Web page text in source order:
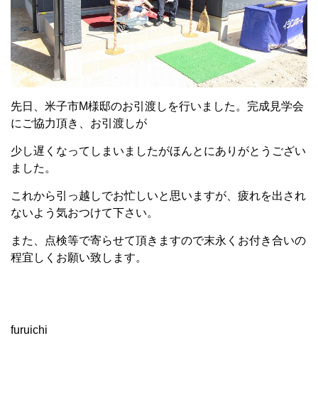
先日、米子市M様邸のお引渡しを行いました。完成見学会
にご協力頂き、お引渡しが
少し遅くなってしまいましたがほんとにありがとうござい
ました。
これから引っ越しでお忙しいと思いますが、疲れを出され
ないよう気おつけて下さい。
また、点検等で寄らせて頂きますので末永くお付き合いの
程宜しくお願い致します。
furuichi